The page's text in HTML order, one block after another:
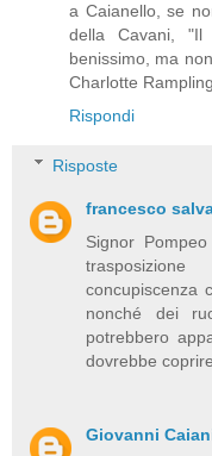
a Caianello, se
della Cavani,
benissimo, ma
Charlotte Rampling.
Rispondi
Risposte
francesco
Signor
concupiscenza
nonché dei
potrebbero
dovrebbe
Giovanni